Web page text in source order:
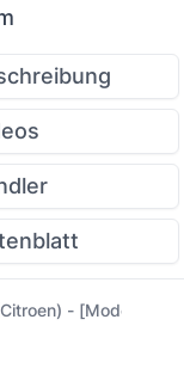
- [Modell: